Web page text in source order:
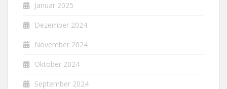
Januar 2025
Dezember 2024
November 2024
Oktober 2024
September 2024